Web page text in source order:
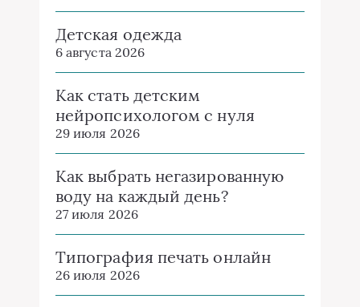
Детская одежда
6 августа 2026
Как стать детским
нейропсихологом с нуля
29 июля 2026
Как выбрать негазированную
воду на каждый день?
27 июля 2026
Типография печать онлайн
26 июля 2026